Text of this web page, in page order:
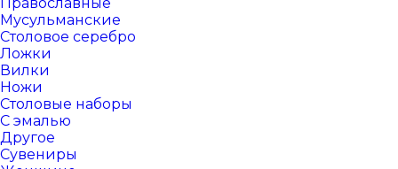
Мусульманские
Столовое серебро
Ложки
Вилки
Ножи
Столовые наборы
С эмалью
Другое
Сувениры